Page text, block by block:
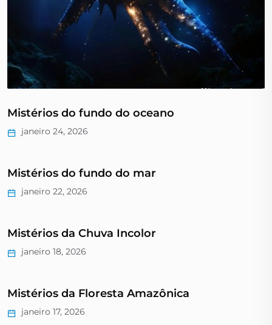
Mistérios do fundo do oceano
janeiro 24, 2026
Mistérios do fundo do mar
janeiro 22, 2026
Mistérios da Chuva Incolor
janeiro 18, 2026
Mistérios da Floresta Amazônica
janeiro 17, 2026